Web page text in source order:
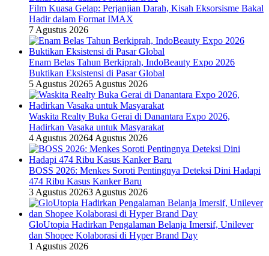
Film Kuasa Gelap: Perjanjian Darah, Kisah Eksorsisme Bakal
Hadir dalam Format IMAX
7 Agustus 2026
Enam Belas Tahun Berkiprah, IndoBeauty Expo 2026
Buktikan Eksistensi di Pasar Global
5 Agustus 20265 Agustus 2026
Waskita Realty Buka Gerai di Danantara Expo 2026,
Hadirkan Vasaka untuk Masyarakat
4 Agustus 20264 Agustus 2026
BOSS 2026: Menkes Soroti Pentingnya Deteksi Dini Hadapi
474 Ribu Kasus Kanker Baru
3 Agustus 20263 Agustus 2026
GloUtopia Hadirkan Pengalaman Belanja Imersif, Unilever
dan Shopee Kolaborasi di Hyper Brand Day
1 Agustus 2026